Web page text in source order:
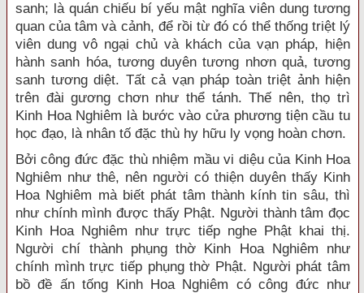
sanh; là quán chiếu bí yếu mật nghĩa viên dung tương
quan của tâm và cảnh, để rồi từ đó có thể thống triệt lý
viên dung vô ngại chủ và khách của vạn pháp, hiện
hành sanh hóa, tương duyên tương nhơn quả, tương
sanh tương diệt. Tất cả vạn pháp toàn triệt ảnh hiện
trên đài gương chơn như thể tánh. Thế nên, thọ trì
Kinh Hoa Nghiêm là bước vào cửa phương tiện cầu tu
học đạo, là nhân tố đặc thù hy hữu ly vọng hoàn chơn.
Bởi công đức đặc thù nhiệm mầu vi diệu của Kinh Hoa
Nghiêm như thê, nên người có thiện duyên thấy Kinh
Hoa Nghiêm mà biết phát tâm thành kính tin sâu, thì
như chính mình được thấy Phật. Người thành tâm đọc
Kinh Hoa Nghiêm như trực tiếp nghe Phật khai thị.
Người chí thành phụng thờ Kinh Hoa Nghiêm như
chính mình trực tiếp phụng thờ Phật. Người phát tâm
bồ đề ấn tống Kinh Hoa Nghiêm có công đức như